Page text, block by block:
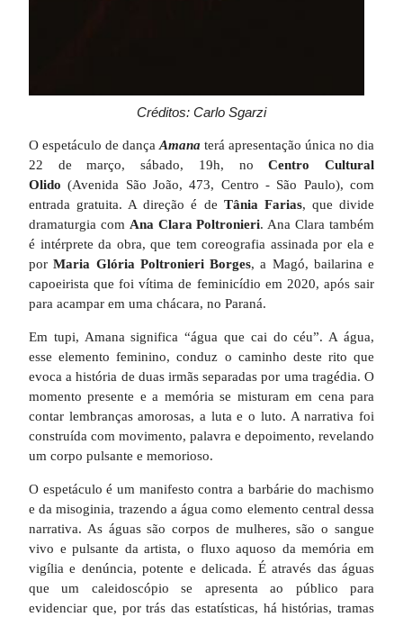
Créditos: Carlo Sgarzi
O espetáculo de dançaAmana terá apresentação única no dia
22 de março, sábado, 19h, noCentro Cultural
Olido (Avenida São João, 473, Centro - São Paulo), com
entrada gratuita. A direção é de Tânia Farias, que divide
dramaturgia com Ana Clara Poltronieri. Ana Clara também
é intérprete da obra, que tem coreografia assinada por ela e
porMaria Glória Poltronieri Borges, a Magó, bailarina e
capoeirista que foi vítima de feminicídio em 2020, após sair
para acampar em uma chácara, no Paraná.
Em tupi, Amana significa “água que cai do céu”. A água,
esse elemento feminino, conduz o caminho deste rito que
evoca a história de duas irmãs separadas por uma tragédia. O
momento presente e a memória se misturam em cena para
contar lembranças amorosas, a luta e o luto. A narrativa foi
construída com movimento, palavra e depoimento, revelando
um corpo pulsante e memorioso.
O espetáculo é um manifesto contra a barbárie do machismo
e da misoginia, trazendo a água como elemento central dessa
narrativa. As águas são corpos de mulheres, são o sangue
vivo e pulsante da artista, o fluxo aquoso da memória em
vigília e denúncia, potente e delicada. É através das águas
que um caleidoscópio se apresenta ao público para
evidenciar que, por trás das estatísticas, há histórias, tramas